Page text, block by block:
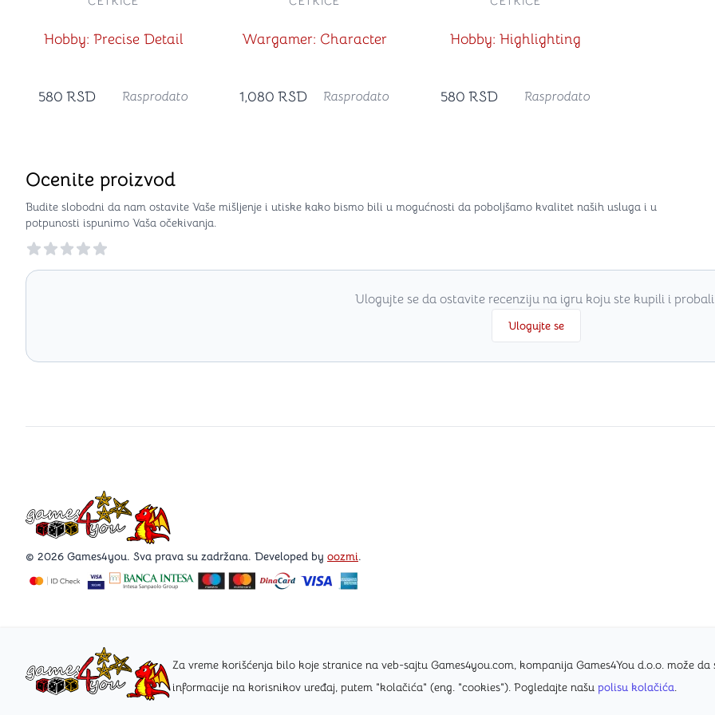
Za vreme korišćenja bilo koje stranice na veb-sajtu Games4you.com, kompanija Games4You d.o.o. može da
informacije na korisnikov uređaj, putem "kolačića" (eng. "cookies"). Pogledajte našu polisu kolačića.
Hobby: Precise Detail
580 RSD Rasprodato
Wargamer: Character
1,080 RSD Rasprodato
Hobby: Highlighting
580 RSD Rasprodato
Ocenite proizvod
Budite slobodni da nam ostavite Vaše mišljenje i utiske kako bismo bili u mogućnosti da poboljšamo kvalitet naših usluga i u
potpunosti ispunimo Vaša očekivanja.
Reviews
Ulogujte se da ostavite recenziju na igru koju ste kupili i
Ulogujte se
Games4you logo
© 2026 Games4you. Sva prava su zadržana. Developed by oozmi.